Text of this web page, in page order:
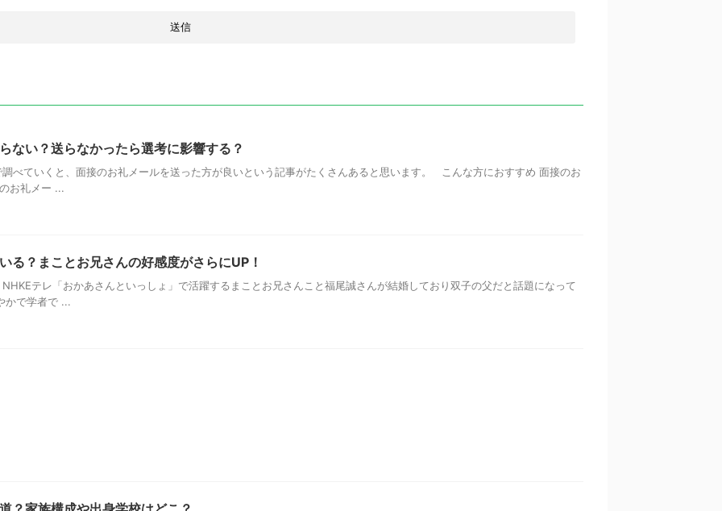
ない？送らなかったら選考に影響する？
べていくと、面接のお礼メールを送った方が良いという記事がたくさんあると思います。 こんな方におすすめ 面接のお
お礼メー ...
る？まことお兄さんの好感度がさらにUP！
テレ「おかあさんといっしょ」で活躍するまことお兄さんこと福尾誠さんが結婚しており双子の父だと話題になって
かで学者で ...